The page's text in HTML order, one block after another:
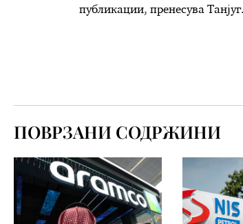
публикации, пренесува Танјуг.
ПОВРЗАНИ СОДРЖИНИ